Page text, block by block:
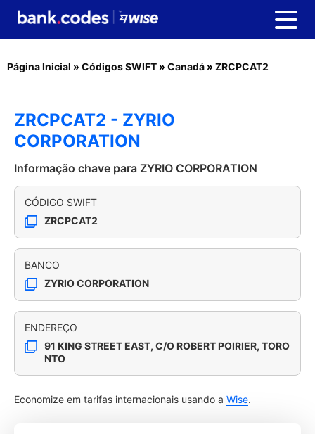
Página Inicial » Códigos SWIFT » Canadá » ZRCPCAT2
ZRCPCAT2 - ZYRIO
CORPORATION
Informação chave para ZYRIO CORPORATION
CÓDIGO SWIFT
ZRCPCAT2
BANCO
ZYRIO CORPORATION
ENDEREÇO
91 KING STREET EAST, C/O ROBERT POIRIER, TORO
NTO
Economize em tarifas internacionais usando a Wise.